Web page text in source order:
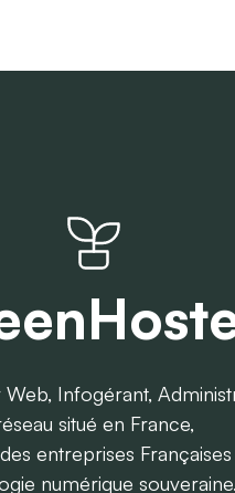
Infogérant,
situé en France,
entreprises
numérique souveraine.